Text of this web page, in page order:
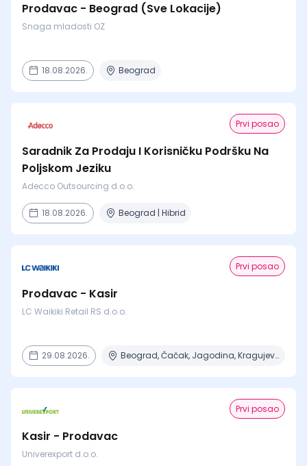
Prodavac - Beograd (Sve Lokacije)
Snaga mladosti OZ
18.08.2026. Beograd
Prvi posao
Saradnik Za Prodaju I Korisničku Podršku Na
Poljskom Jeziku
Adecco Outsourcing d.o.o.
18.08.2026. Beograd | Hibrid
Prvi posao
Prodavac - Kasir
LC Waikiki Retail RS d.o.o.
29.08.2026. Beograd, Čačak, Jagodina, Kragujevac, Kruševac + 15 mesta
Prvi posao
Kasir - Prodavac
Univerexport d.o.o.